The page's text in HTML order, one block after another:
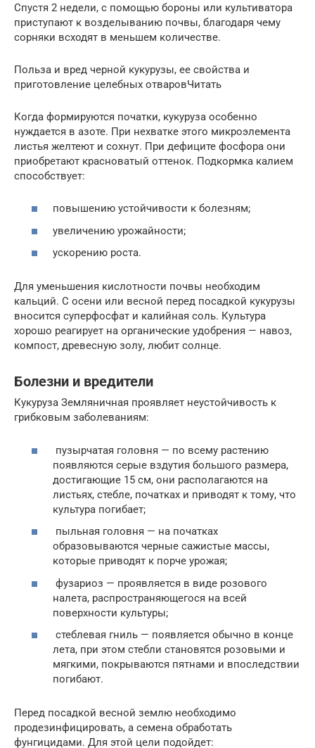
Спустя 2 недели, с помощью бороны или культиватора
приступают к возделыванию почвы, благодаря чему
сорняки всходят в меньшем количестве.
Польза и вред черной кукурузы, ее свойства и
приготовление целебных отваровЧитать
Когда формируются початки, кукуруза особенно
нуждается в азоте. При нехватке этого микроэлемента
листья желтеют и сохнут. При дефиците фосфора они
приобретают красноватый оттенок. Подкормка калием
способствует:
повышению устойчивости к болезням;
увеличению урожайности;
ускорению роста.
Для уменьшения кислотности почвы необходим
кальций. С осени или весной перед посадкой кукурузы
вносится суперфосфат и калийная соль. Культура
хорошо реагирует на органические удобрения — навоз,
компост, древесную золу, любит солнце.
Болезни и вредители
Кукуруза Земляничная проявляет неустойчивость к
грибковым заболеваниям:
пузырчатая головня — по всему растению
появляются серые вздутия большого размера,
достигающие 15 см, они располагаются на
листьях, стебле, початках и приводят к тому, что
культура погибает;
пыльная головня — на початках
образовываются черные сажистые массы,
которые приводят к порче урожая;
фузариоз — проявляется в виде розового
налета, распространяющегося на всей
поверхности культуры;
стеблевая гниль — появляется обычно в конце
лета, при этом стебли становятся розовыми и
мягкими, покрываются пятнами и впоследствии
погибают.
Перед посадкой весной землю необходимо
продезинфицировать, а семена обработать
фунгицидами. Для этой цели подойдет: